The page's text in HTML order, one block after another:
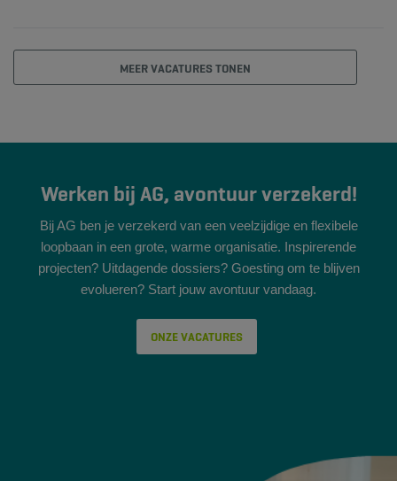
MEER VACATURES TONEN
Werken bij AG, avontuur verzekerd!
Bij AG ben je verzekerd van een veelzijdige en flexibele
loopbaan in een grote, warme organisatie. Inspirerende
projecten? Uitdagende dossiers? Goesting om te blijven
evolueren? Start jouw avontuur vandaag.
ONZE VACATURES